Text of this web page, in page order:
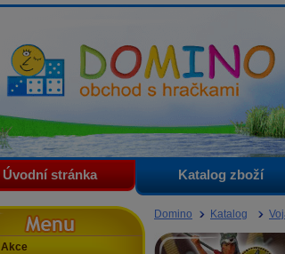
Domino - obchod s hračkami
Úvodní stránka Katalog zboží
Domino Katalog
Menu
Akce